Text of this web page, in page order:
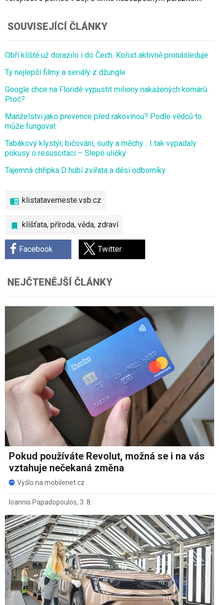
klistatavemeste.vsb.cz
klíšťata, příroda, věda, zdraví
Facebook Twitter
SOUVISEJÍCÍ ČLÁNKY
Obří klíště už dorazilo i do Čech. Kořist aktivně pronásleduje
Ty nejlepší filmy a seriály z džungle
Google chce na Floridě vypustit miliony nakažených komárů.
Proč?
Manželství jako prevence před rakovinou? Podle vědců to
může fungovat
Tabákový klystýr, bičování, sudy a měchy… I tak vypadaly
pokusy o resuscitaci – Slepé uličky
Tajemná chřipka D hubí zvířata a děsí odborníky
NEJČTENĚJŠÍ ČLÁNKY
Pokud používáte Revolut, možná se i na vás
vztahuje nečekaná změna
Vyšlo na mobilenet.cz
Ioannis Papadopoulos, 3. 8.